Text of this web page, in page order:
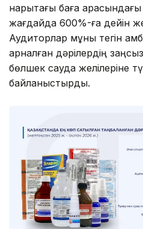
нарықтағы баға
жағдайда 600%-ға дейін
Аудиторлар мұны тегін
арналған дәрілердің
бөлшек сауда желілеріне
байланыстырды.